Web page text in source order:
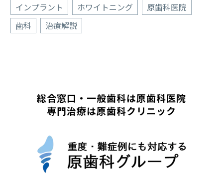
インプラント ホワイトニング
原歯科医院
歯科
治療解説
総合窓口・一般歯科は原歯科医院
専門治療は原歯科クリニック